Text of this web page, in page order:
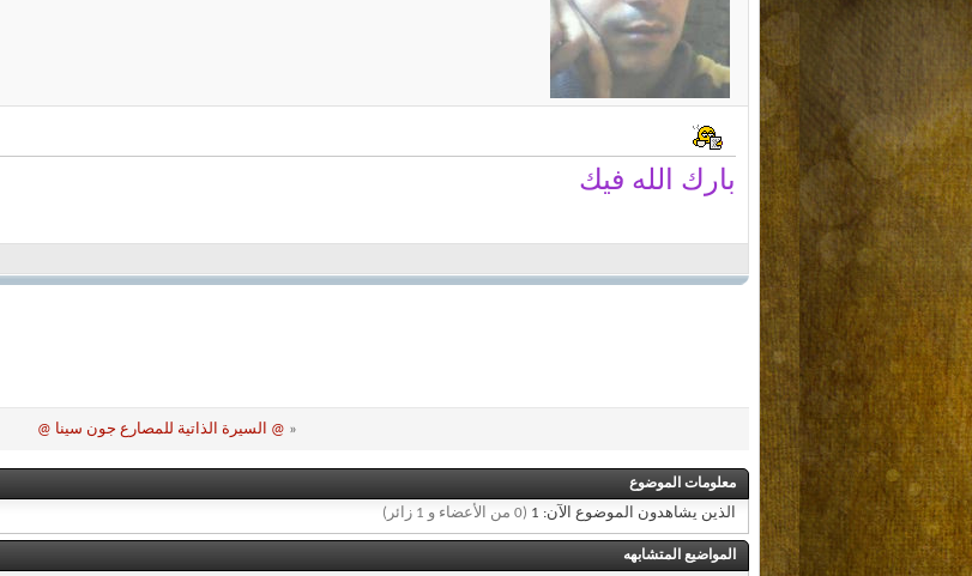
بارك الله فيك
« @ السيرة الذاتية للمصارع جون سينا @
معلومات الموضوع
الذين يشاهدون الموضوع الآن: 1 (0 من الأعضاء و 1 زائر)
المواضيع المتشابهه